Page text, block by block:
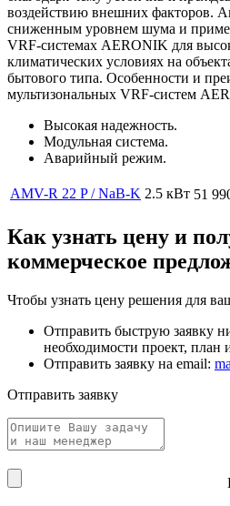
воздействию внешних факторов.
сниженным уровнем шума и
VRF-системах AERONIK для
климатических условиях на
бытового типа. Особенности и
мультизональных VRF-систем
Высокая надежность.
Модульная система.
Аварийный режим.
AMV-R 22 P / NaB-K 2.5 кВт 51
Как узнать цену и
коммерческое
Чтобы узнать цену решения для
Отправить быструю заявку
необходимости проект, план
Отправить заявку на email:
Отправить заявку